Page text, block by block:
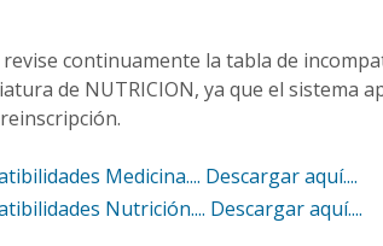
continuamente la tabla de
de NUTRICION, ya que el sistema
Medicina.... Descargar aquí....
Nutrición.... Descargar aquí....